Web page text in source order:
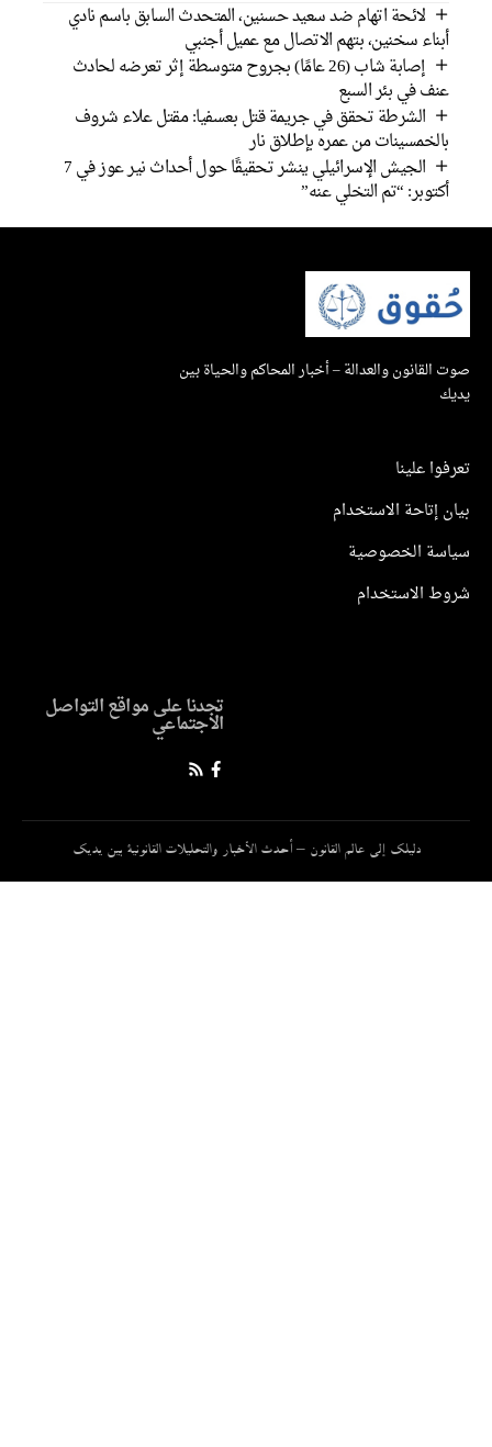
لائحة اتهام ضد سعيد حسنين، المتحدث السابق باسم نادي
أبناء سخنين، بتهم الاتصال مع عميل أجنبي
إصابة شاب (26 عامًا) بجروح متوسطة إثر تعرضه لحادث
عنف في بئر السبع
الشرطة تحقق في جريمة قتل بعسفيا: مقتل علاء شروف
بالخمسينات من عمره بإطلاق نار
الجيش الإسرائيلي ينشر تحقيقًا حول أحداث نير عوز في 7
أكتوبر: “تم التخلي عنه”
والعدالة – أخبار المحاكم والحياة بين
علينا
إتاحة الاستخدام
الخصوصية
الاستخدام
تجدنا على مواقع التواصل
الاجتماعي
دليلك إلى عالم القانون – أحدث الأخبار والتحليلات القانونية بين يديك